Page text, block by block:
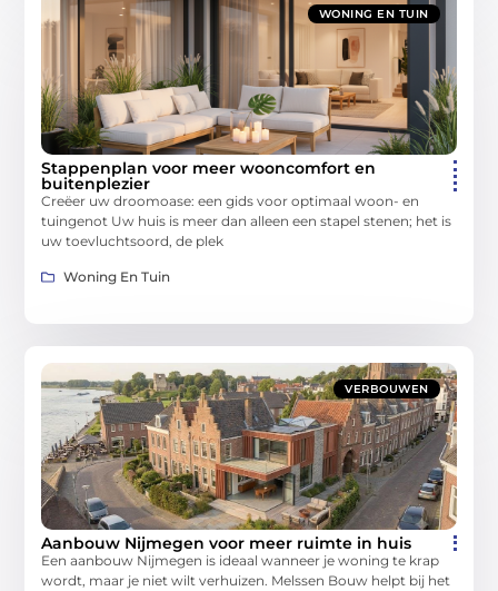
WONING EN TUIN
Stappenplan voor meer wooncomfort en
buitenplezier
Creëer uw droomoase: een gids voor optimaal woon- en
tuingenot Uw huis is meer dan alleen een stapel stenen; het is
uw toevluchtsoord, de plek
Woning En Tuin
VERBOUWEN
Aanbouw Nijmegen voor meer ruimte in huis
Een aanbouw Nijmegen is ideaal wanneer je woning te krap
wordt, maar je niet wilt verhuizen. Melssen Bouw helpt bij het